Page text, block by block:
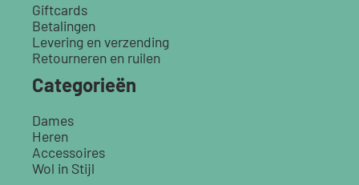
Giftcards
Betalingen
Levering en verzending
Retourneren en ruilen
Categorieën
Dames
Heren
Accessoires
Wol in Stijl